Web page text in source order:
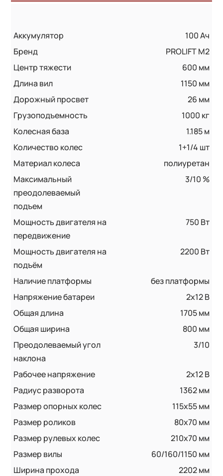
Аккумулятор
100 Ач
Бренд
PROLIFT M2
Центр тяжести
600 мм
Длина вил
1150 мм
Дорожный просвет
26 мм
Грузоподъемность
1000 кг
Колесная база
1.185 м
Количество колес
1+1/4 шт
Материал колеса
полиуретан
Максимальный
преодолеваемый
подъем
3/10 %
Мощность двигателя на
передвижение
750 Вт
Мощность двигателя на
подъём
2200 Вт
Наличие платформы
без платформы
Напряжение батареи
2x12 B
Общая длина
1705 мм
Общая ширина
800 мм
Преодолеваемый угол
наклона
3/10
Рабочее напряжение
2x12 В
Радиус разворота
1362 мм
Размер опорных колес
115x55 мм
Размер роликов
80x70 мм
Размер рулевых колес
210x70 мм
Размер вилы
60/160/1150 мм
Ширина прохода
2202 мм